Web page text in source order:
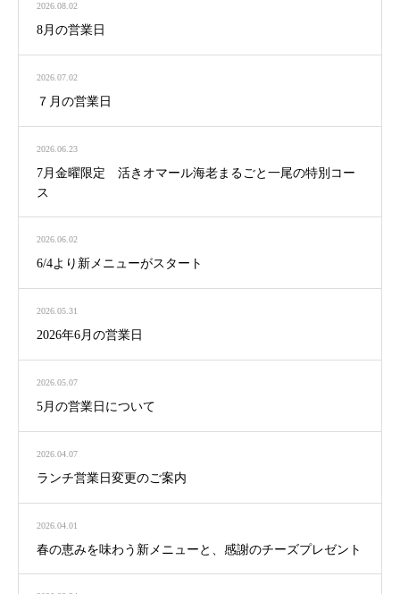
2026.08.02
8月の営業日
2026.07.02
７月の営業日
2026.06.23
7月金曜限定 活きオマール海老まるごと一尾の特別コー
ス
2026.06.02
6/4より新メニューがスタート
2026.05.31
2026年6月の営業日
2026.05.07
5月の営業日について
2026.04.07
ランチ営業日変更のご案内
2026.04.01
春の恵みを味わう新メニューと、感謝のチーズプレゼント